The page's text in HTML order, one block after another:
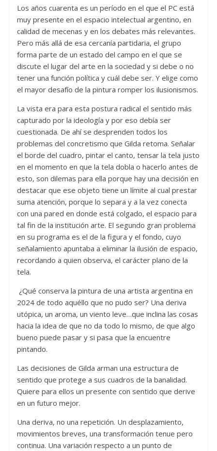
Los años cuarenta es un período en el que el PC está
muy presente en el espacio intelectual argentino, en
calidad de mecenas y en los debates más relevantes.
Pero más allá de esa cercanía partidaria, el grupo
forma parte de un estado del campo en el que se
discute el lugar del arte en la sociedad y si debe o no
tener una función política y cuál debe ser. Y elige como
el mayor desafío de la pintura romper los ilusionismos.
La vista era para esta postura radical el sentido más
capturado por la ideología y por eso debía ser
cuestionada. De ahí se desprenden todos los
problemas del concretismo que Gilda retoma. Señalar
el borde del cuadro, pintar el canto, tensar la tela justo
en el momento en que la tela dobla o hacerlo antes de
esto, son dilemas para ella porque hay una decisión en
destacar que ese objeto tiene un límite al cual prestar
suma atención, porque lo separa y a la vez conecta
con una pared en donde está colgado, el espacio para
tal fin de la institución arte. El segundo gran problema
en su programa es el de la figura y el fondo, cuyo
señalamiento apuntaba a eliminar la ilusión de espacio,
recordando a quien observa, el carácter plano de la
tela.
¿Qué conserva la pintura de una artista argentina en
2024 de todo aquéllo que no pudo ser? Una deriva
utópica, un aroma, un viento leve…que inclina las cosas
hacia la idea de que no da todo lo mismo, de que algo
bueno puede pasar y si pasa que la encuentre
pintando.
Las decisiones de Gilda arman una estructura de
sentido que protege a sus cuadros de la banalidad.
Quiere para ellos un presente con sentido que derive
en un futuro mejor.
Una deriva, no una repetición. Un desplazamiento,
movimientos breves, una transformación tenue pero
continua. Una variación respecto a un punto de